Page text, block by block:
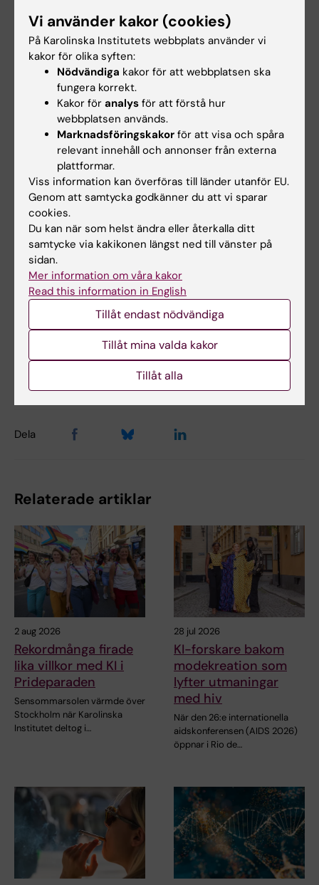
Länkar
Carl-Fredrik Wahlgren blir ny vicedekan
Stora konsekvenser för utbildning och forskning
när Karolinska Universitetssjukhuset får färre
patienter
Informationsmötena
Samverkan mellan KI och hälso- och sjukvård
Tags
Hälso- och sjukvård Samverkan
Utbildningsprogram Klinisk forskning
Uppdaterad av:
Dela
Relaterade artiklar
2 aug 2026
Rekordmånga firade
lika villkor med KI i
Prideparaden
Sensommarsolen värmde över
Stockholm när Karolinska
Institutet deltog i…
28 jul 2026
KI-forskare bakom
modekreation som
lyfter utmaningar
med hiv
När den 26:e internationella
aidskonferensen (AIDS 2026)
öppnar i Rio de…
Vi använder kakor (cookies)
På Karolinska Institutets webbplats använder vi
kakor för olika syften:
Nödvändiga kakor för att webbplatsen ska
fungera korrekt.
Kakor för analys för att förstå hur
webbplatsen används.
Marknadsföringskakor för att visa och spåra
relevant innehåll och annonser från externa
plattformar.
Viss information kan överföras till länder utanför EU.
Genom att samtycka godkänner du att vi sparar
cookies.
Du kan när som helst ändra eller återkalla ditt
samtycke via kakikonen längst ned till vänster på
sidan.
Mer information om våra kakor
Read this information in English
Tillåt endast nödvändiga
Tillåt mina valda kakor
Tillåt alla